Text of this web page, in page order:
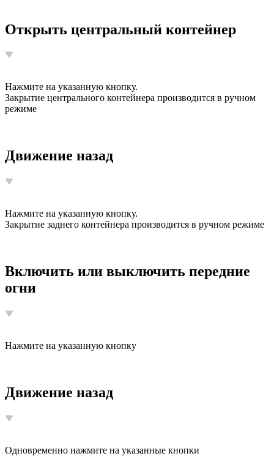
Открыть центральный контейнер
Нажмите на указанную кнопку.
Закрытие центрального контейнера производится в ручном
режиме
Движение назад
Нажмите на указанную кнопку.
Закрытие заднего контейнера производится в ручном режиме
Включить или выключить передние
огни
Нажмите на указанную кнопку
Движение назад
Одновременно нажмите на указанные кнопки